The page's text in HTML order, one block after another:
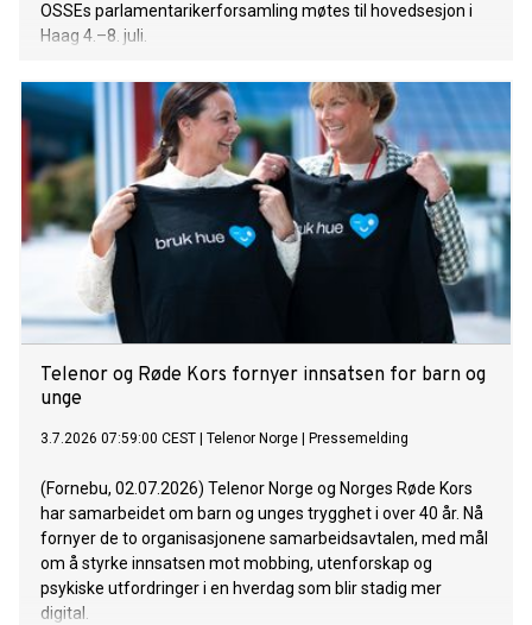
OSSEs parlamentarikerforsamling møtes til hovedsesjon i
Haag 4.–8. juli.
Telenor og Røde Kors fornyer innsatsen for barn og
unge
3.7.2026 07:59:00 CEST Telenor Norge Pressemelding
(Fornebu, 02.07.2026) Telenor Norge og Norges Røde Kors
har samarbeidet om barn og unges trygghet i over 40 år. Nå
fornyer de to organisasjonene samarbeidsavtalen, med mål
om å styrke innsatsen mot mobbing, utenforskap og
psykiske utfordringer i en hverdag som blir stadig mer
digital.